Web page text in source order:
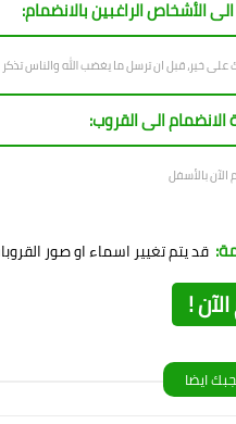
الأشخاص الراغبين بالانضمام:
على خير، قبل ان ترسل ما يغضب الله والناس
الى القروب:
بالأسفل
قد يتم تغيير اسماء او صور
!
ايضا